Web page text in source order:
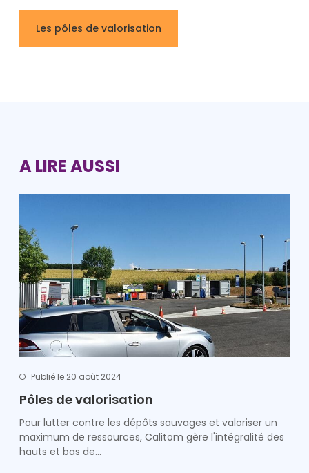
Les pôles de valorisation
A LIRE AUSSI
Publié le 20 août 2024
Pôles de valorisation
Pour lutter contre les dépôts sauvages et valoriser un
maximum de ressources, Calitom gère l'intégralité des
hauts et bas de…